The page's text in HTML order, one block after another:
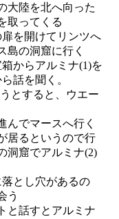
大陸を北へ向った
取ってくる
を開けてリンツへ
島の洞窟に行く
からアルミナ(1)を
話を聞く。
とすると、ウエー
んでマースへ行く
居るというので行
洞窟でアルミナ(2)
とし穴があるの
う
と話すとアルミナ